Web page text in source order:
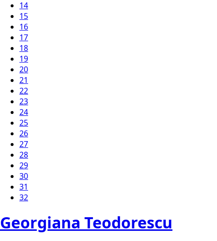
14
15
16
17
18
19
20
21
22
23
24
25
26
27
28
29
30
31
32
Georgiana Teodorescu